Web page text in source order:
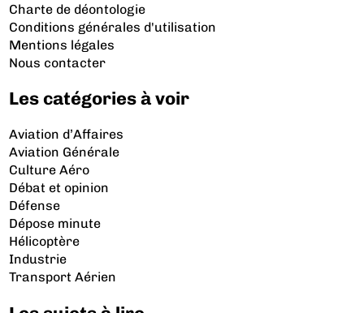
Charte de déontologie
Conditions générales d'utilisation
Mentions légales
Nous contacter
Les catégories à voir
Aviation d’Affaires
Aviation Générale
Culture Aéro
Débat et opinion
Défense
Dépose minute
Hélicoptère
Industrie
Transport Aérien